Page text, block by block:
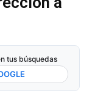
tus búsquedas